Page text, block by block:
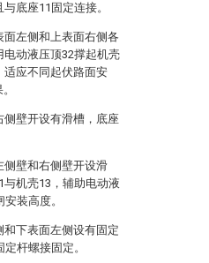
底座11固定连接。
左侧和上表面右侧各
动液压顶32撑起机壳
适应不同起伏路面安
壁开设有滑槽，底座
侧壁和右侧壁开设滑
机壳13，辅助电动液
装高度。
下表面左侧设有固定
杆螺接固定。